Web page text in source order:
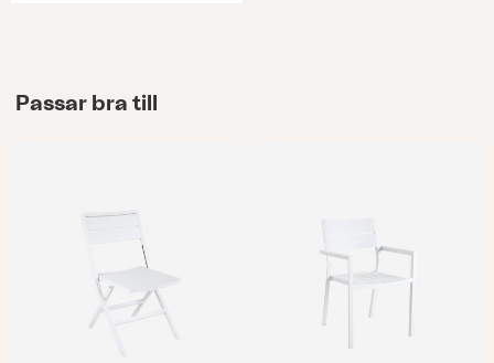
Passar bra till